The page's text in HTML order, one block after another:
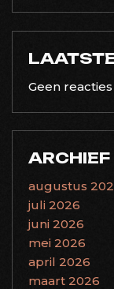
Geen
ARCHIEF
augustus
juli 2026
juni 2026
mei 2026
april 2026
maart 2026